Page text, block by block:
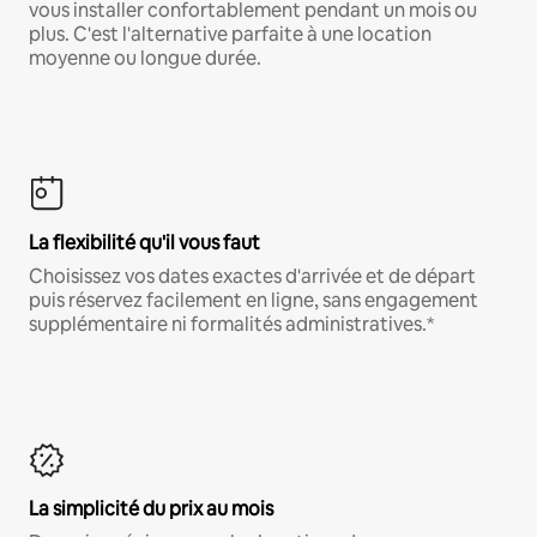
vous installer confortablement pendant un mois ou
plus. C'est l'alternative parfaite à une location
moyenne ou longue durée.
La flexibilité qu'il vous faut
Choisissez vos dates exactes d'arrivée et de départ
puis réservez facilement en ligne, sans engagement
supplémentaire ni formalités administratives.*
La simplicité du prix au mois